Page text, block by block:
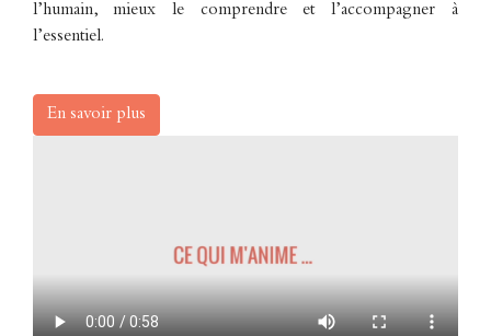
l’humain, mieux le comprendre et l’accompagner à
l’essentiel.
En savoir plus